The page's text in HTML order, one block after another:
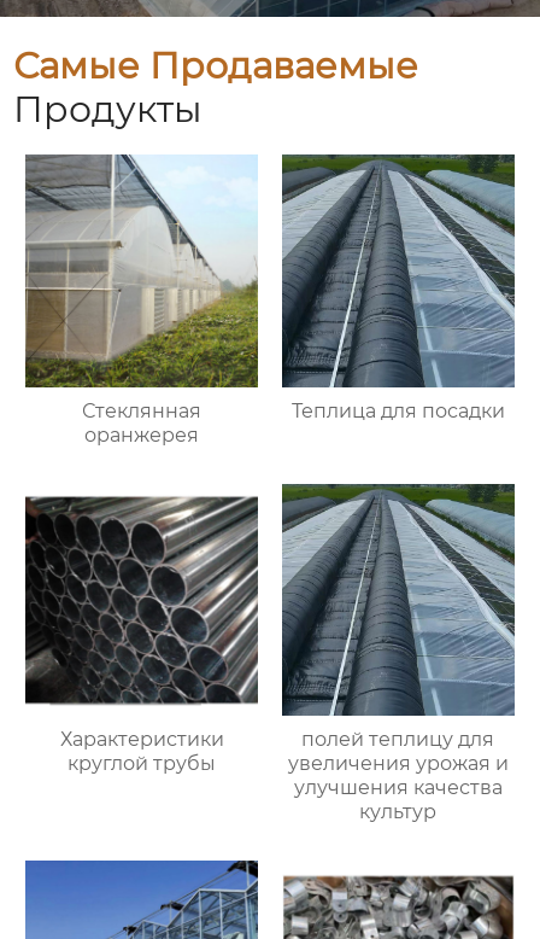
Самые Продаваемые
Продукты
Стеклянная
оранжерея
Теплица для посадки
Характеристики
круглой трубы
полей теплицу для
увеличения урожая и
улучшения качества
культур